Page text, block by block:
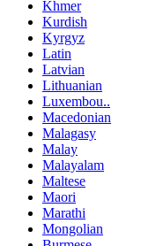
Khmer
Kurdish
Kyrgyz
Latin
Latvian
Lithuanian
Luxembou..
Macedonian
Malagasy
Malay
Malayalam
Maltese
Maori
Marathi
Mongolian